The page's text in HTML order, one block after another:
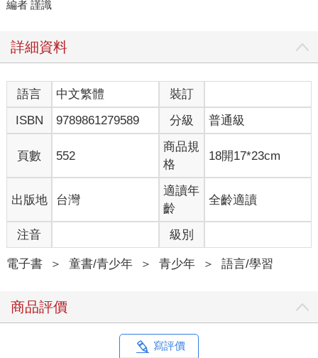
編者 謹識
詳細資料
語言 中文繁體
裝訂
ISBN
9789861279589 分級 普通級
頁數 552
商品規
格
18開17*23cm
出版地 台灣
適讀年
齡
全齡適讀
注音 級別
電子書 ＞ 童書/青少年 ＞ 青少年 ＞ 語言/學習
商品評價
寫評價